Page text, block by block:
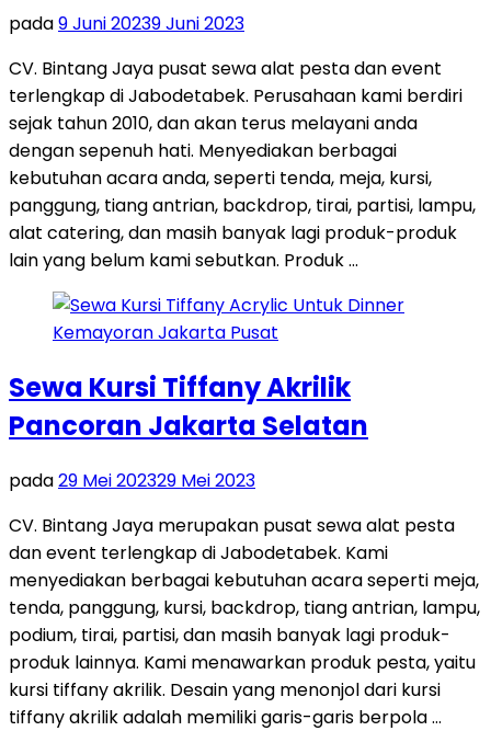
pada9 Juni 20239 Juni 2023
CV. Bintang Jaya pusat sewa alat pesta dan event
terlengkap di Jabodetabek. Perusahaan kami berdiri
sejak tahun 2010, dan akan terus melayani anda
dengan sepenuh hati. Menyediakan berbagai
kebutuhan acara anda, seperti tenda, meja, kursi,
panggung, tiang antrian, backdrop, tirai, partisi, lampu,
alat catering, dan masih banyak lagi produk-produk
lain yang belum kami sebutkan. Produk …
Sewa Kursi Tiffany Akrilik
Pancoran Jakarta Selatan
pada29 Mei 202329 Mei 2023
CV. Bintang Jaya merupakan pusat sewa alat pesta
dan event terlengkap di Jabodetabek. Kami
menyediakan berbagai kebutuhan acara seperti meja,
tenda, panggung, kursi, backdrop, tiang antrian, lampu,
podium, tirai, partisi, dan masih banyak lagi produk-
produk lainnya. Kami menawarkan produk pesta, yaitu
kursi tiffany akrilik. Desain yang menonjol dari kursi
tiffany akrilik adalah memiliki garis-garis berpola …